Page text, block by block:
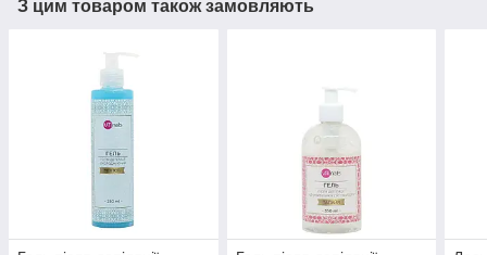
З цим товаром також замовляють